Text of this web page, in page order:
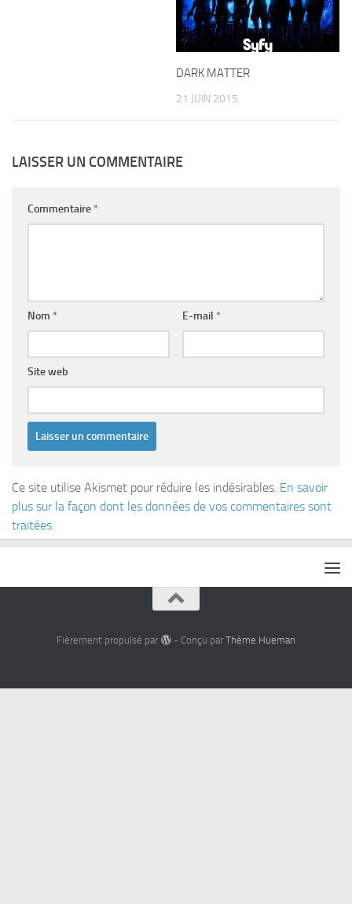
DARK MATTER
21 JUIN 2015
LAISSER UN COMMENTAIRE
Commentaire*
Nom * E-mail *
Site web
Ce site utilise Akismet pour réduire les indésirables. En savoir
plus sur la façon dont les données de vos commentaires sont
traitées.
Fièrement propulsé par - Conçu par Thème Hueman